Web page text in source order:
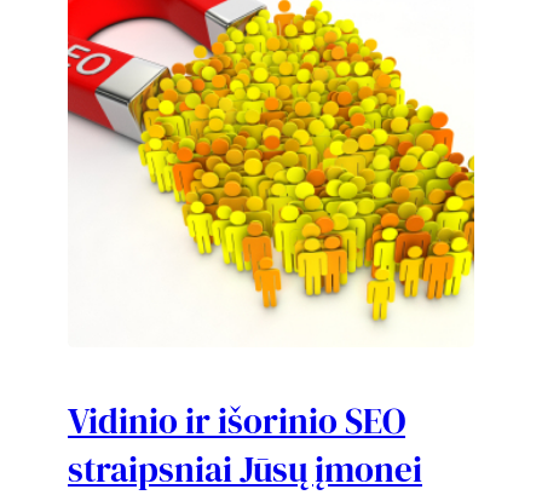
Vidinio ir išorinio SEO
straipsniai Jūsų įmonei